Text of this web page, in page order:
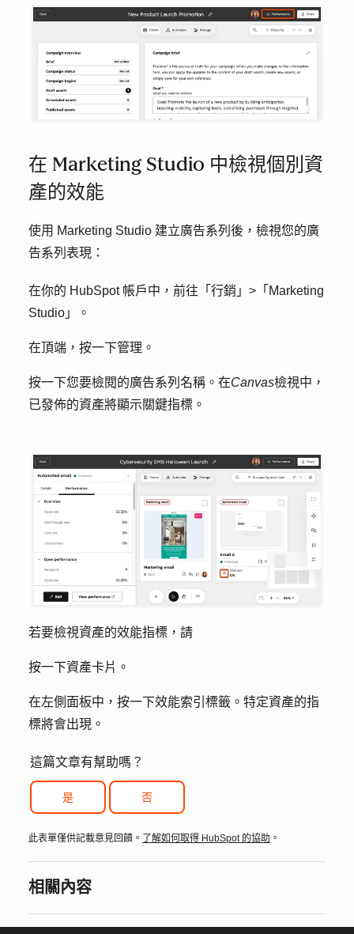
在 Marketing Studio 中檢視個別資
產的效能
使用 Marketing Studio 建立廣告系列後，檢視您的廣
告系列表現：
在你的 HubSpot 帳戶中，前往 「行銷」 > 「Marketing
Studio」
。
在頂端，按一下管理 。
按一下您要檢閱的廣告系列 名稱。在Canvas檢視中，
已發佈的資產將顯示關鍵指標。
若要檢視資產的效能指標，請
按一下資產卡片 。
在左側面板中，按一下效能索引標籤。特定資產的指
標將會出現。
這篇文章有幫助嗎？
是 否
此表單僅供記載意見回饋。 了解如何取得 HubSpot 的協助 。
相關內容